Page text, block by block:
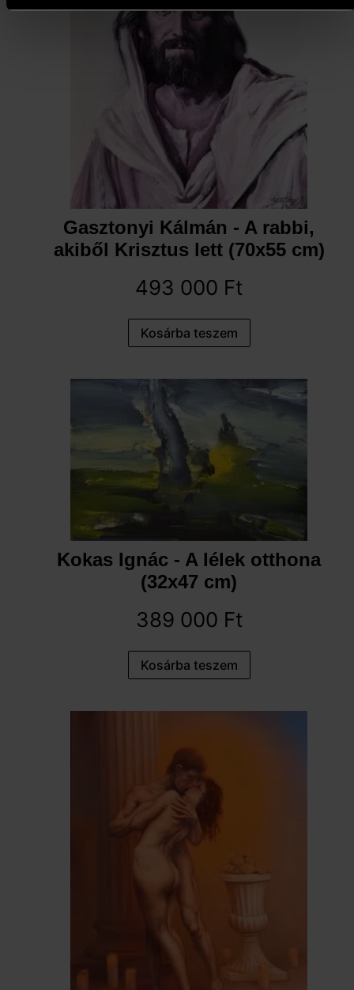
Gasztonyi Kálmán - A rabbi,
akiből Krisztus lett (70x55 cm)
493 000 Ft
Kosárba teszem
Kokas Ignác - A lélek otthona
(32x47 cm)
389 000 Ft
Kosárba teszem